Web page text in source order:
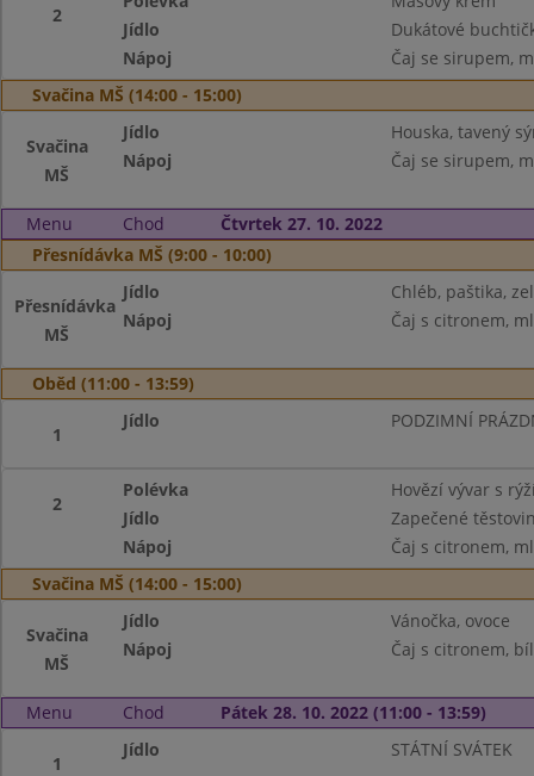
2
Jídlo
Dukátové
Nápoj
Čaj se sirupem,
Svačina MŠ (14:00 - 15:00)
Svačina
MŠ
Jídlo
Houska, tavený
Nápoj
Čaj se sirupem,
Menu Chod
Čtvrtek 27. 10. 2022
Přesnídávka MŠ (9:00 - 10:00)
Přesnídávka
MŠ
Jídlo
Chléb, paštika,
Nápoj
Čaj s citronem,
Oběd (11:00 - 13:59)
1
Jídlo PODZIMNÍ
2
Polévka
Hovězí vývar s
Jídlo
Zapečené
Nápoj
Čaj s citronem,
Svačina MŠ (14:00 - 15:00)
Svačina
MŠ
Jídlo
Vánočka, ovoce
Nápoj
Čaj s citronem,
Menu Chod Pátek 28. 10. 2022 (11:00 - 13:59)
1
Jídlo STÁTNÍ SVÁTEK